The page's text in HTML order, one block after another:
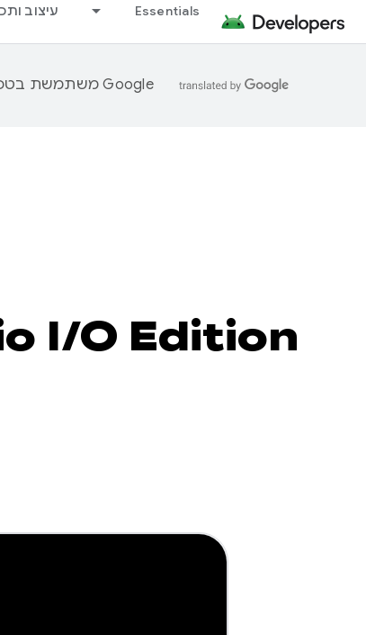
Essentials עיצוב
‫Google משתמשת בטכנולוגיית AI כדי לתרגם תוכן לשפה המועדפת עליך. בתרגומים כאלו עשויות להיות שגיאות.